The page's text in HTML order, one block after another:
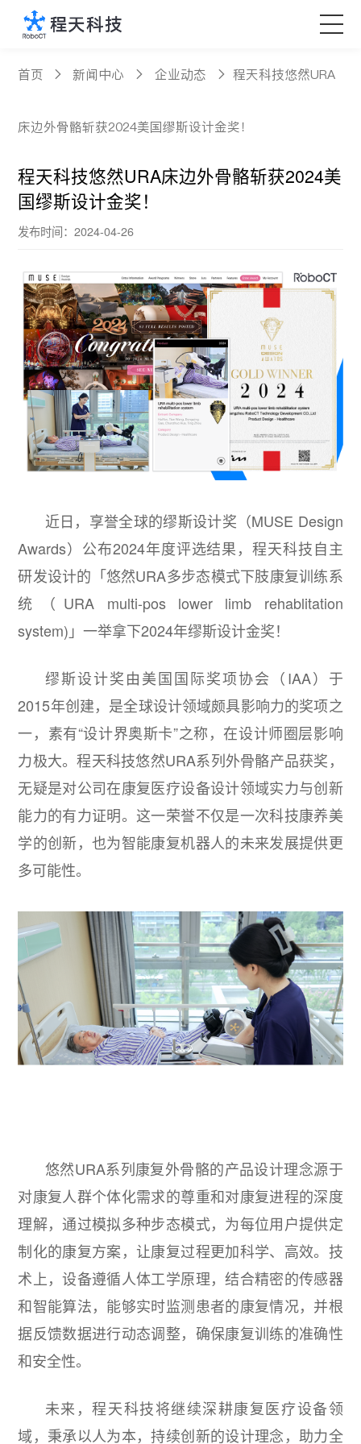
核心产品
科技创新
定制服务
Language
首页 新闻中心 企业动态 程天科技悠然URA
床边外骨骼斩获2024美国缪斯设计金奖！
程天科技悠然URA床边外骨骼斩获2024美
国缪斯设计金奖！
发布时间：2024-04-26
近日，享誉全球的缪斯设计奖（MUSE Design
Awards）公布2024年度评选结果，程天科技自主
研发设计的「悠然URA多步态模式下肢康复训练系
统（URA multi-pos lower limb rehablitation
system)」一举拿下2024年缪斯设计金奖！
缪斯设计奖由美国国际奖项协会（IAA）于
2015年创建，是全球设计领域颇具影响力的奖项之
一，素有“设计界奥斯卡”之称，在设计师圈层影响
力极大。程天科技悠然URA系列外骨骼产品获奖，
无疑是对公司在康复医疗设备设计领域实力与创新
能力的有力证明。这一荣誉不仅是一次科技康养美
学的创新，也为智能康复机器人的未来发展提供更
多可能性。
悠然URA系列康复外骨骼的产品设计理念源于
对康复人群个体化需求的尊重和对康复进程的深度
理解，通过模拟多种步态模式，为每位用户提供定
制化的康复方案，让康复过程更加科学、高效。技
术上，设备遵循人体工学原理，结合精密的传感器
和智能算法，能够实时监测患者的康复情况，并根
据反馈数据进行动态调整，确保康复训练的准确性
和安全性。
未来，程天科技将继续深耕康复医疗设备领
域，秉承以人为本，持续创新的设计理念，助力全